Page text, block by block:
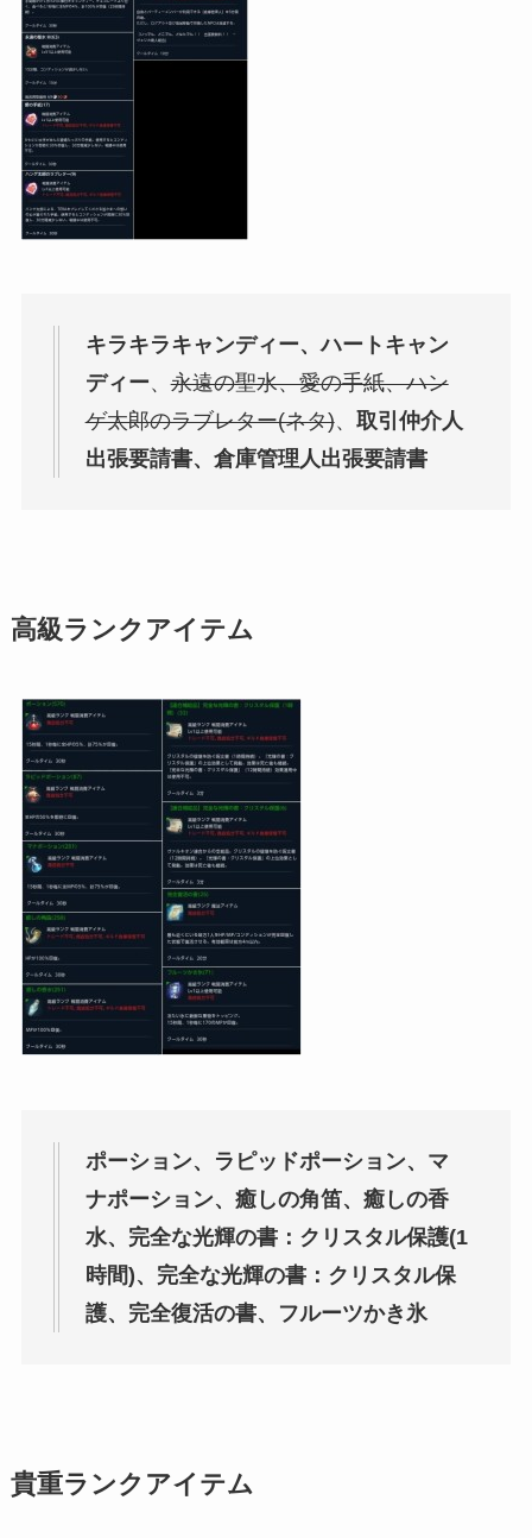
キラキラキャンディー、ハートキャン
ディー、永遠の聖水、愛の手紙、ハン
ゲ太郎のラブレター(ネタ)、 取引仲介人
出張要請書、倉庫管理人出張要請書
高級ランクアイテム
ポーション、ラピッドポーション、マ
ナポーション、癒しの角笛、癒しの香
水、完全な光輝の書：クリスタル保護(1
時間)、完全な光輝の書：クリスタル保
護、完全復活の書、フルーツかき氷
貴重ランクアイテム